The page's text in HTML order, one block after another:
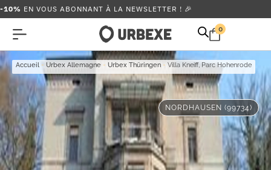
-10% EN VOUS ABONNANT À LA NEWSLETTER ! 🎉
0
Accueil - Urbex Allemagne - Urbex Thüringen - Villa Kneiff, Parc Hohenrode
NORDHAUSEN (99734)